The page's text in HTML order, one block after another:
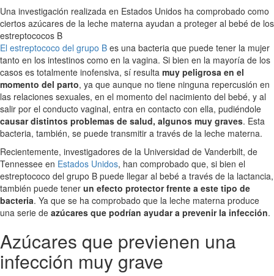
Una investigación realizada en Estados Unidos ha comprobado como
ciertos azúcares de la leche materna ayudan a proteger al bebé de los
estreptococos B
El estreptococo del grupo B es una bacteria que puede tener la mujer
tanto en los intestinos como en la vagina. Si bien en la mayoría de los
casos es totalmente inofensiva, sí resulta muy peligrosa en el
momento del parto, ya que aunque no tiene ninguna repercusión en
las relaciones sexuales, en el momento del nacimiento del bebé, y al
salir por el conducto vaginal, entra en contacto con ella, pudiéndole
causar distintos problemas de salud, algunos muy graves. Esta
bacteria, también, se puede transmitir a través de la leche materna.
Recientemente, investigadores de la Universidad de Vanderbilt, de
Tennessee en Estados Unidos, han comprobado que, si bien el
estreptococo del grupo B puede llegar al bebé a través de la lactancia,
también puede tener un efecto protector frente a este tipo de
bacteria. Ya que se ha comprobado que la leche materna produce
una serie de azúcares que podrían ayudar a prevenir la infección.
Azúcares que previenen una
infección muy grave